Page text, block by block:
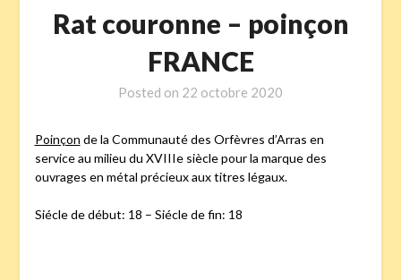
Rat couronne – poinçon
FRANCE
Posted on 22 octobre 2020
Poinçon de la Communauté des Orfèvres d’Arras en
service au milieu du XVIIIe siècle pour la marque des
ouvrages en métal précieux aux titres légaux.
Siécle de début: 18 – Siécle de fin: 18